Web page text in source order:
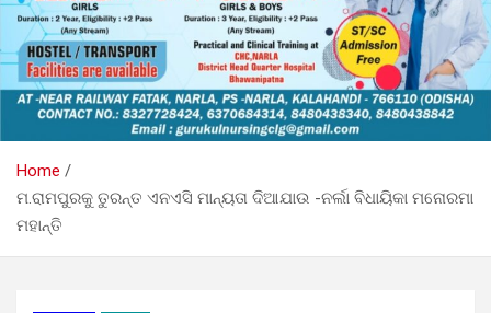
Home
ମ.ରାମପୁରକୁ ତୁରନ୍ତ ଏନଏସି ମାନ୍ୟତା ଦିଆଯାଉ -ନର୍ଲା ବିଧାୟିକା ମନୋରମା
ମହାନ୍ତି